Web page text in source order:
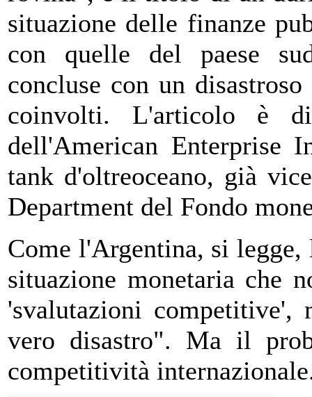
situazione delle finanze
con quelle del paese
concluse con un
coinvolti. L'articolo è di
dell'American Enterprise
tank d'oltreoceano, già
Department del Fondo
Come l'Argentina, si
situazione monetaria che
'svalutazioni
vero disastro". Ma il
competitività